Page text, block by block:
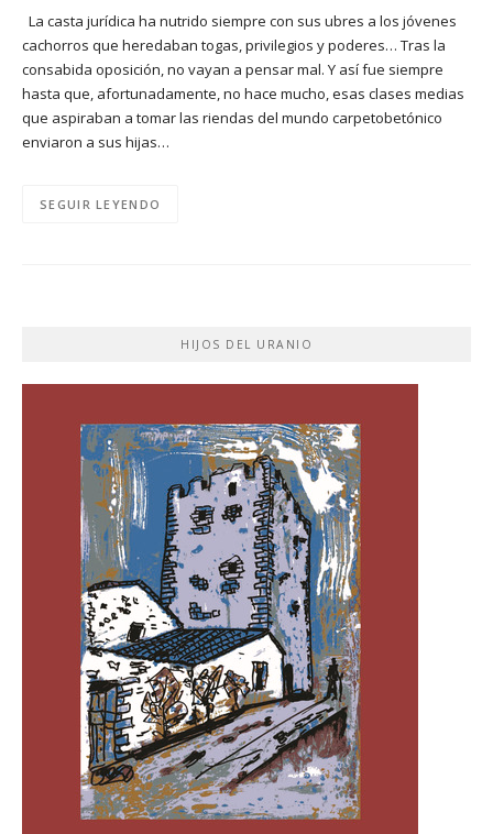
La casta jurídica ha nutrido siempre con sus ubres a los jóvenes
cachorros que heredaban togas, privilegios y poderes… Tras la
consabida oposición, no vayan a pensar mal. Y así fue siempre
hasta que, afortunadamente, no hace mucho, esas clases medias
que aspiraban a tomar las riendas del mundo carpetobetónico
enviaron a sus hijas…
SEGUIR LEYENDO
HIJOS DEL URANIO